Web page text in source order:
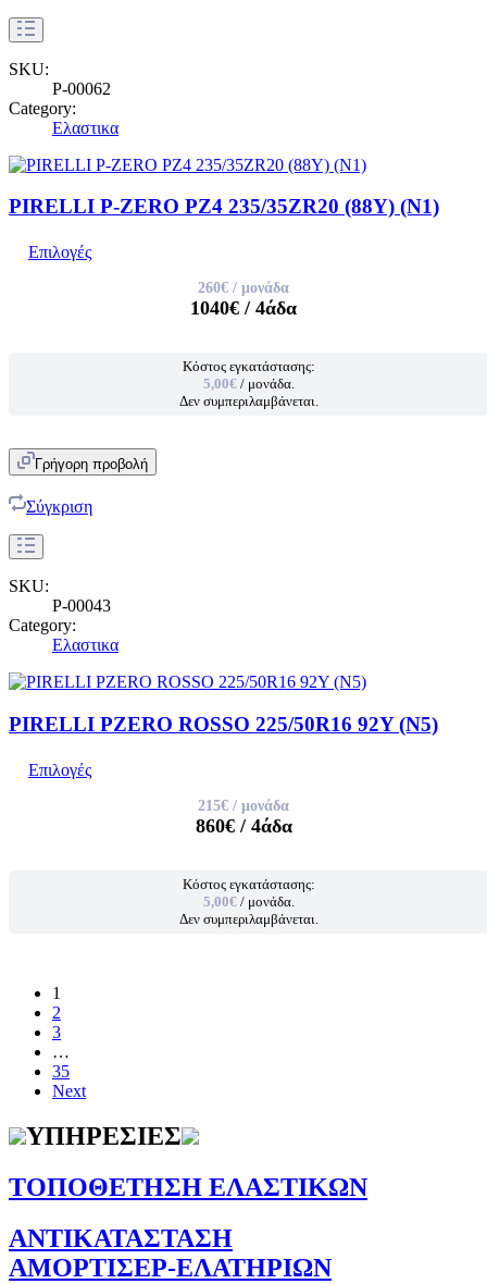
SKU:
P-00062
Category:
Ελαστικα
PIRELLI P-ZERO PZ4 235/35ZR20 (88Y) (N1)
Επιλογές
260€ / μονάδα
1040€ / 4άδα
Κόστος εγκατάστασης:
5,00€ / μονάδα.
Δεν συμπεριλαμβάνεται.
Γρήγορη προβολή
Σύγκριση
SKU:
P-00043
Category:
Ελαστικα
PIRELLI PZERO ROSSO 225/50R16 92Y (N5)
Επιλογές
215€ / μονάδα
860€/ 4άδα
Κόστος εγκατάστασης:
5,00€ / μονάδα.
Δεν συμπεριλαμβάνεται.
1
2
3
…
35
Next
ΥΠΗΡΕΣΙΕΣ
ΤΟΠΟΘΕΤΗΣΗ ΕΛΑΣΤΙΚΩΝ
ΑΝΤΙΚΑΤΑΣΤΑΣΗ
ΑΜΟΡΤΙΣΕΡ-ΕΛΑΤΗΡΙΩΝ